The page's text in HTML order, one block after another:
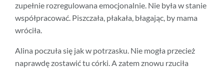
zupełnie rozregulowana emocjonalnie. Nie była w stanie
współpracować. Piszczała, płakała, błagając, by mama
wróciła.
Alina poczuła się jak w potrzasku. Nie mogła przecież
naprawdę zostawić tu córki. A zatem znowu rzuciła